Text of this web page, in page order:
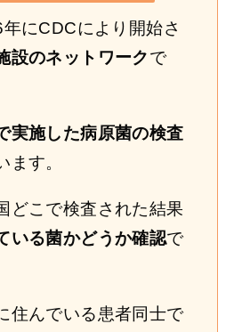
にCDCにより開始さ
設のネットワークで
実施した病原菌の検査
ます。
どこで検査された結果
いる菌かどうか確認で
住んでいる患者同士で